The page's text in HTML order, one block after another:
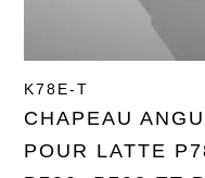
K78E-T
CHAPEAU
POUR LATTE